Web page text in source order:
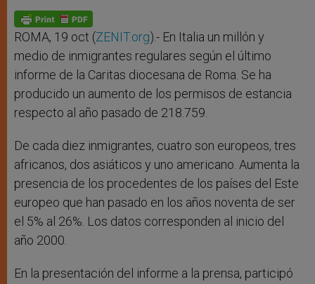
p
p
g
e
r
o
k
ROMA, 19 oct (ZENIT.org).- En Italia un millón y
medio de inmigrantes regulares según el último
informe de la Caritas diocesana de Roma. Se ha
producido un aumento de los permisos de estancia
respecto al año pasado de 218.759.
De cada diez inmigrantes, cuatro son europeos, tres
africanos, dos asiáticos y uno americano. Aumenta la
presencia de los procedentes de los países del Este
europeo que han pasado en los años noventa de ser
el 5% al 26%. Los datos corresponden al inicio del
año 2000.
En la presentación del informe a la prensa, participó